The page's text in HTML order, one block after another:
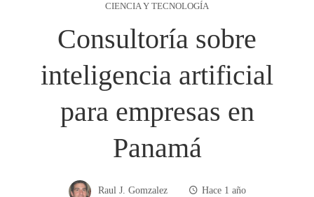
CIENCIA Y TECNOLOGÍA
Consultoría sobre
inteligencia artificial
para empresas en
Panamá
Raul J. Gomzalez Hace 1 año